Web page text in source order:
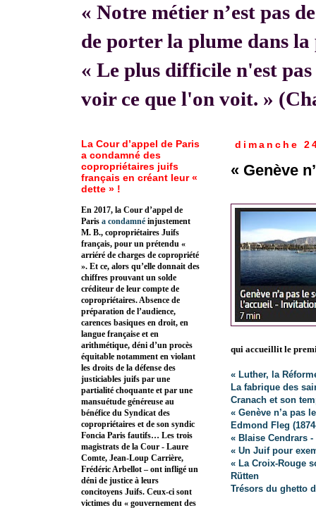
« Notre métier n’est pas
de porter la plume dans
« Le plus difficile n'est
voir ce que l'on voit. »
dimanche
« Genève
qui accueillit le
« Luther, la
La fabrique des
Cranach et son
« Genève n’a pas
Edmond Fleg
« Blaise Cendrars
« Un Juif pour
« La Croix-Rouge
Rütten
Trésors du ghetto
La Cour d’appel de Paris
a condamné des
copropriétaires juifs
français en créant leur «
dette » !
En 2017, la Cour d’appel de
Paris a condamné injustement
M. B., copropriétaires Juifs
français, pour un prétendu «
arriéré de charges de copropriété
». Et ce, alors qu’elle donnait des
chiffres prouvant un solde
créditeur de leur compte de
copropriétaires. Absence de
préparation de l’audience,
carences basiques en droit, en
langue française et en
arithmétique, déni d’un procès
équitable notamment en violant
les droits de la défense des
justiciables juifs par une
partialité choquante et par une
mansuétude généreuse au
bénéfice du Syndicat des
copropriétaires et de son syndic
Foncia Paris fautifs… Les trois
magistrats de la Cour - Laure
Comte, Jean-Loup Carrière,
Frédéric Arbellot – ont infligé un
déni de justice à leurs
concitoyens Juifs. Ceux-ci sont
victimes du « gouvernement des